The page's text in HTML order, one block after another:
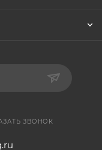
ЗВОНОК